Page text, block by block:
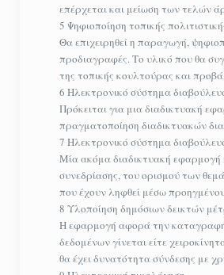
επέρχεται και μείωση των τελών
5 Ψηφιοποίηση τοπικής
Θα επιχειρηθεί η παραγωγή,
προδιαγραφές. Το υλικό που θα
της τοπικής κουλτούρας και
6 Ηλεκτρονικό σύστημα
Πρόκειται για μια διαδικτυακή
πραγματοποίηση διαδικτυακών
7 Ηλεκτρονικό σύστημα
Μία ακόμα διαδικτυακή εφαρμογή
συνεδρίασης, του ορισμού των
που έχουν ληφθεί μέσω
8 Υλοποίηση δημόσιων δεικτών
Η εφαρμογή αφορά την καταγραφή
δεδομένων γίνεται είτε
θα έχει δυνατότητα σύνδεσης με